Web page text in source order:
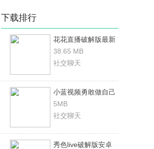
下载排行
花花直播破解版最新
38.65 MB
社交聊天
小蓝视频勇敢做自己
vip免费破解版
5MB
社交聊天
秀色live破解版安卓